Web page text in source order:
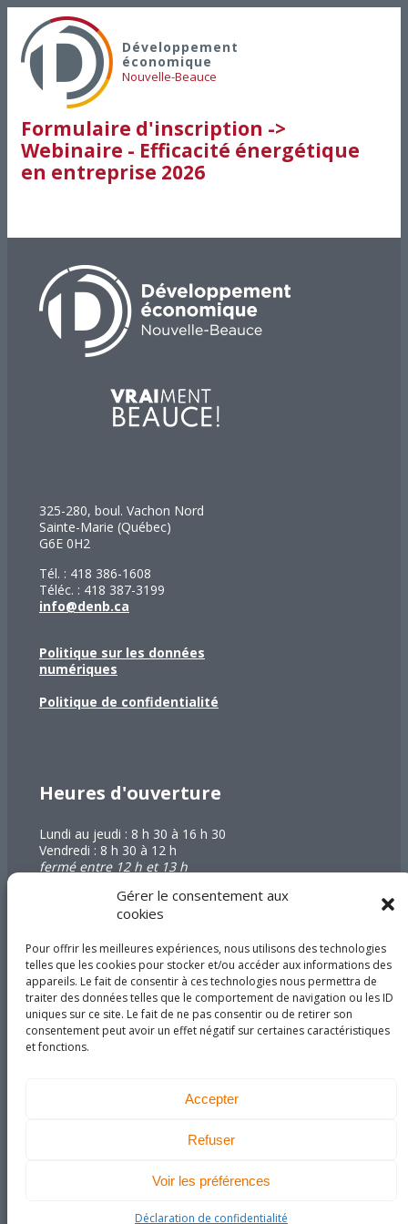
Gérer le consentement aux
cookies
Pour offrir les meilleures expériences, nous utilisons des technologies
telles que les cookies pour stocker et/ou accéder aux informations des
appareils. Le fait de consentir à ces technologies nous permettra de
traiter des données telles que le comportement de navigation ou les ID
uniques sur ce site. Le fait de ne pas consentir ou de retirer son
consentement peut avoir un effet négatif sur certaines caractéristiques
et fonctions.
Accepter
Refuser
Voir les préférences
Déclaration de confidentialité
Développement
économique
Nouvelle-Beauce
Formulaire d'inscription ->
Webinaire - Efficacité énergétique
en entreprise 2026
325-280, boul. Vachon Nord
Sainte-Marie (Québec)
G6E 0H2
Tél. : 418 386-1608
Téléc. : 418 387-3199
info@denb.ca
Politique sur les données
numériques
Politique de confidentialité
Heures d'ouverture
Lundi au jeudi : 8 h 30 à 16 h 30
Vendredi : 8 h 30 à 12 h
fermé entre 12 h et 13 h
Abonnez-vous à
Joignez-vous à nous sur
DEVENEZ MEMBRE
UNE RÉALISATION DE IMAGOCOMMUNICATION